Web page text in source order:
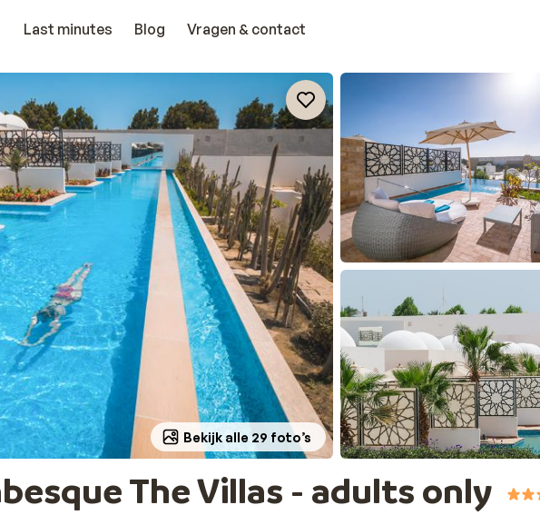
Last minutes Blog Vragen & contact
Bekijk alle 29 foto’s
The Villas - adults only